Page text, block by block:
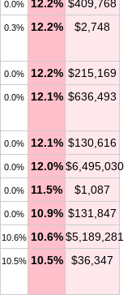
0.0% 12.2% $409,768
0.3% 12.2% $2,748
0.0% 12.2% $215,169
0.0% 12.1% $636,493
0.0% 12.1% $130,616
0.0% 12.0% $6,495,030
0.0% 11.5% $1,087
0.0% 10.9% $131,847
10.6% 10.6% $5,189,281
10.5% 10.5% $36,347